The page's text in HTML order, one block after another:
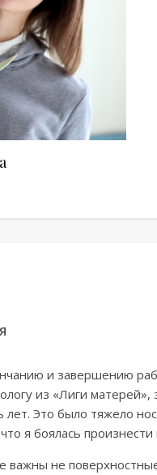
и завершению
из «Лиги
лет. Это было тяжело
я боялась произнести
важны не